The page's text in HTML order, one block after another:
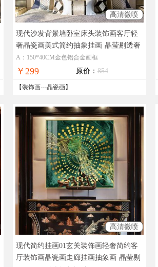
高清微喷
现代沙发背景墙卧室床头装饰画客厅轻
奢晶瓷画美式简约抽象挂画 晶莹剔透奢
华极致工厂直销七天无理由退换
A：150*40CM金色铝合金画框
￥299 原价： 854
【装饰画---晶瓷画】
高清微喷
现代简约挂画01玄关装饰画轻奢简约客
厅装饰画晶瓷画走廊挂画抽象画 晶莹剔